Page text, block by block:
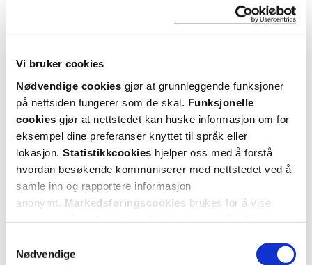
Vi bruker cookies
Nødvendige cookies gjør at grunnleggende funksjoner
på nettsiden fungerer som de skal. Funksjonelle
cookies gjør at nettstedet kan huske informasjon om for
eksempel dine preferanser knyttet til språk eller
lokasjon. Statistikkcookies hjelper oss med å forstå
hvordan besøkende kommuniserer med nettstedet ved å
samle inn og rapportere informasjon
anonymt. Markedsføringscookies brukes for å vise
Nødvendige
0
Vurdert av 7 kunder